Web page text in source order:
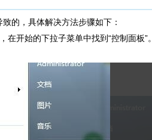
的，具体解决方法步骤如下：
开始的下拉子菜单中找到“控制面板”。